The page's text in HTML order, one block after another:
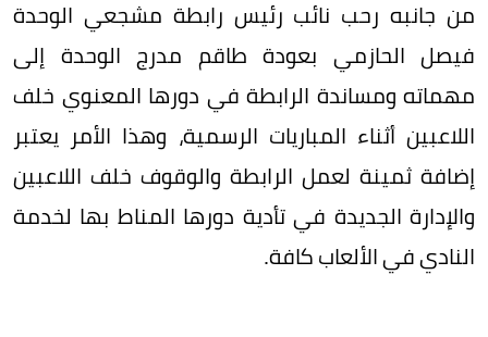
من جانبه رحب نائب رئيس رابطة مشجعي الوحدة
فيصل الحازمي بعودة طاقم مدرج الوحدة إلى
مهماته ومساندة الرابطة في دورها المعنوي خلف
اللاعبين أثناء المباريات الرسمية، وهذا الأمر يعتبر
إضافة ثمينة لعمل الرابطة والوقوف خلف اللاعبين
والإدارة الجديدة في تأدية دورها المناط بها لخدمة
النادي في الألعاب كافة.